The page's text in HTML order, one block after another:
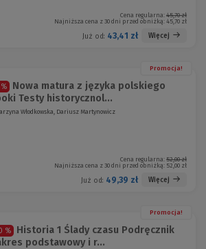
Cena regularna: 45,70 zł
Najniższa cena z 30 dni przed obniżką: 45,70 zł
Już od: 43,41 zł Więcej
Promocja!
Nowa matura z języka polskiego
Testy historycznol...
Włodkowska, Dariusz Martynowicz
Cena regularna: 52,00 zł
Najniższa cena z 30 dni przed obniżką: 52,00 zł
Już od: 49,39 zł Więcej
Promocja!
%
Historia 1 Ślady czasu Podręcznik
podstawowy i r...